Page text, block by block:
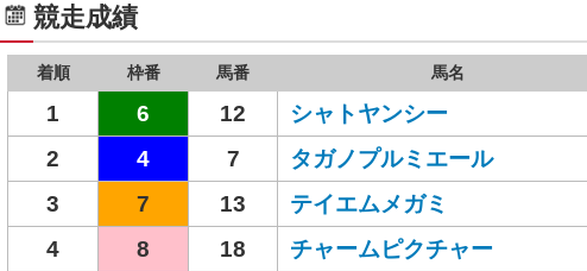
競走成績
着順 枠番 馬番 馬名
1 6 12 シャトヤンシー
2
4 7 タガノプルミエール
3
7 13 テイエムメガミ
4
8 18 チャームピクチャー